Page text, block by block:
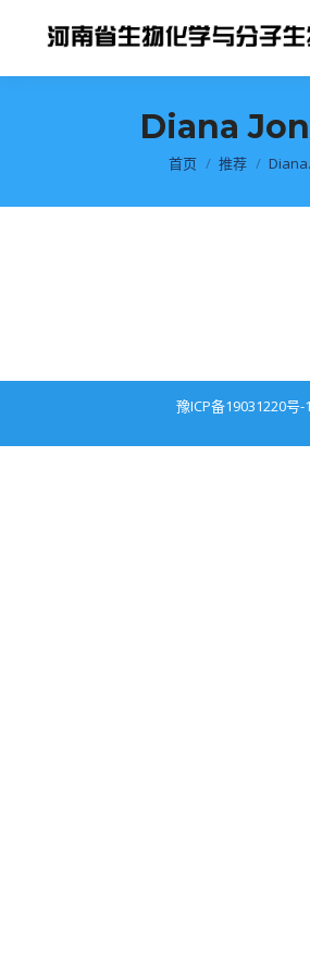
Diana
你在这里：
首页 推荐
豫ICP备19031220号-1